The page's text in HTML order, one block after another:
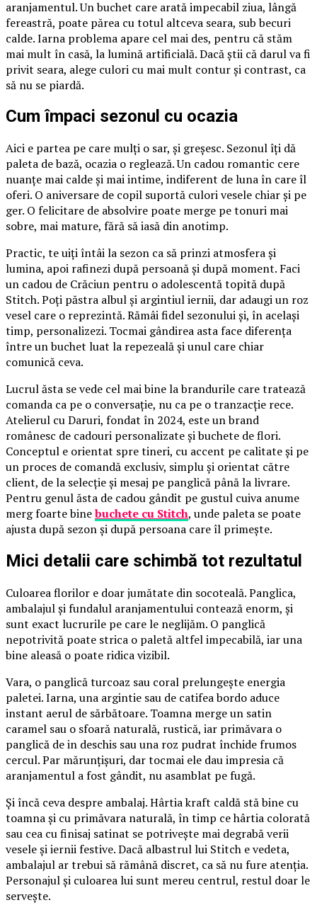
aranjamentul. Un buchet care arată impecabil ziua, lângă
fereastră, poate părea cu totul altceva seara, sub becuri
calde. Iarna problema apare cel mai des, pentru că stăm
mai mult în casă, la lumină artificială. Dacă știi că darul va fi
privit seara, alege culori cu mai mult contur și contrast, ca
să nu se piardă.
Cum împaci sezonul cu ocazia
Aici e partea pe care mulți o sar, și greșesc. Sezonul îți dă
paleta de bază, ocazia o reglează. Un cadou romantic cere
nuanțe mai calde și mai intime, indiferent de luna în care îl
oferi. O aniversare de copil suportă culori vesele chiar și pe
ger. O felicitare de absolvire poate merge pe tonuri mai
sobre, mai mature, fără să iasă din anotimp.
Practic, te uiți întâi la sezon ca să prinzi atmosfera și
lumina, apoi rafinezi după persoană și după moment. Faci
un cadou de Crăciun pentru o adolescentă topită după
Stitch. Poți păstra albul și argintiul iernii, dar adaugi un roz
vesel care o reprezintă. Rămâi fidel sezonului și, în același
timp, personalizezi. Tocmai gândirea asta face diferența
între un buchet luat la repezeală și unul care chiar
comunică ceva.
Lucrul ăsta se vede cel mai bine la brandurile care tratează
comanda ca pe o conversație, nu ca pe o tranzacție rece.
Atelierul cu Daruri, fondat în 2024, este un brand
românesc de cadouri personalizate și buchete de flori.
Conceptul e orientat spre tineri, cu accent pe calitate și pe
un proces de comandă exclusiv, simplu și orientat către
client, de la selecție și mesaj pe panglică până la livrare.
Pentru genul ăsta de cadou gândit pe gustul cuiva anume
merg foarte binebuchete cu Stitch, unde paleta se poate
ajusta după sezon și după persoana care îl primește.
Mici detalii care schimbă tot rezultatul
Culoarea florilor e doar jumătate din socoteală. Panglica,
ambalajul și fundalul aranjamentului contează enorm, și
sunt exact lucrurile pe care le neglijăm. O panglică
nepotrivită poate strica o paletă altfel impecabilă, iar una
bine aleasă o poate ridica vizibil.
Vara, o panglică turcoaz sau coral prelungește energia
paletei. Iarna, una argintie sau de catifea bordo aduce
instant aerul de sărbătoare. Toamna merge un satin
caramel sau o sfoară naturală, rustică, iar primăvara o
panglică de in deschis sau una roz pudrat închide frumos
cercul. Par mărunțișuri, dar tocmai ele dau impresia că
aranjamentul a fost gândit, nu asamblat pe fugă.
Și încă ceva despre ambalaj. Hârtia kraft caldă stă bine cu
toamna și cu primăvara naturală, în timp ce hârtia colorată
sau cea cu finisaj satinat se potrivește mai degrabă verii
vesele și iernii festive. Dacă albastrul lui Stitch e vedeta,
ambalajul ar trebui să rămână discret, ca să nu fure atenția.
Personajul și culoarea lui sunt mereu centrul, restul doar le
servește.